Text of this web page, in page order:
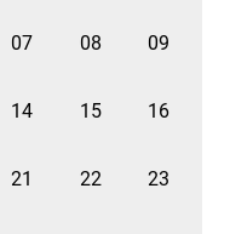
07 08 09
14 15 16
21 22 23